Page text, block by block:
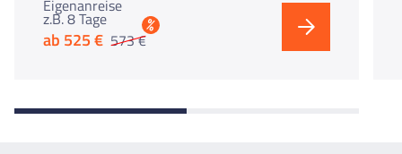
Eigenanreise
z.B. 8 Tage
ab 525 € 573 €
%